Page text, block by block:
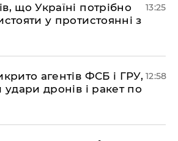
що Україні потрібно
у протистоянні з
13:25
агентів ФСБ і ГРУ,
удари дронів і ракет по
12:58